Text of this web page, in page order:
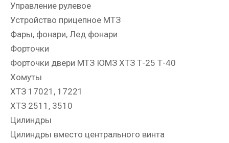
Управление рулевое
Устройство прицепное МТЗ
Фары, фонари, Лед фонари
Форточки
Форточки двери МТЗ ЮМЗ ХТЗ Т-25 Т-40
Хомуты
ХТЗ 17021, 17221
ХТЗ 2511, 3510
Цилиндры
Цилиндры вместо центрального винта